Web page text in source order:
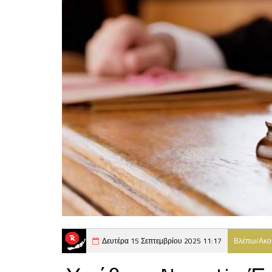
Δευτέρα 15 Σεπτεμβρίου 2025 11:17 Βλέπω/